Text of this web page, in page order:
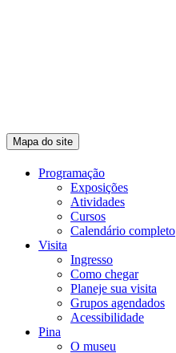
Mapa do site
Programação
Exposições
Atividades
Cursos
Calendário completo
Visita
Ingresso
Como chegar
Planeje sua visita
Grupos agendados
Acessibilidade
Pina
O museu